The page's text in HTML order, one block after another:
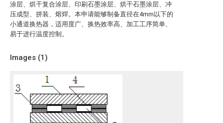
涂层、烘干复合涂层、印刷石墨涂层、烘干石墨涂层、冲
压成型、拼装、熔焊。本申请能够制备直径在4mm以下的
小通道换热器，适用度广、换热效率高、加工工序简单、
易于进行温度控制。
Images (1)